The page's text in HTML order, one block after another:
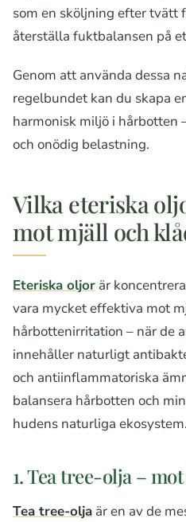
som en sköljning efter tvätt
återställa fuktbalansen på
Genom att använda dessa
regelbundet kan du skapa
harmonisk miljö i hårbotten
och onödig belastning.
Vilka eteriska
mot mjäll och
Eteriska oljor är
vara mycket effektiva mot
hårbottenirritation – när de
innehåller naturligt
och antiinflammatoriska
balansera hårbotten och
hudens naturliga ekosystem.
1. Tea tree-olja –
Tea tree-olja är en av de